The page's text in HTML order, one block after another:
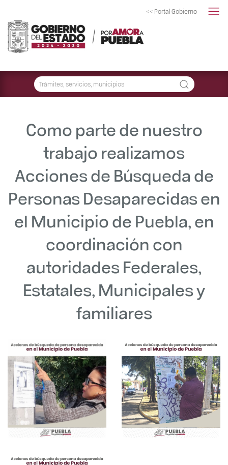
<< Portal Gobierno
Como parte de nuestro
trabajo realizamos
Acciones de Búsqueda de
Personas Desaparecidas en
el Municipio de Puebla, en
coordinación con
autoridades Federales,
Estatales, Municipales y
familiares